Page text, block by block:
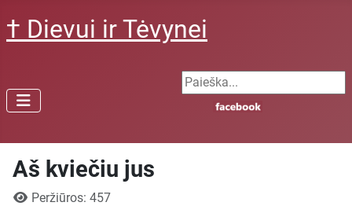
† Dievui ir Tėvynei
Search ...
Aš kviečiu jus
Išsami informacija
Peržiūros: 457